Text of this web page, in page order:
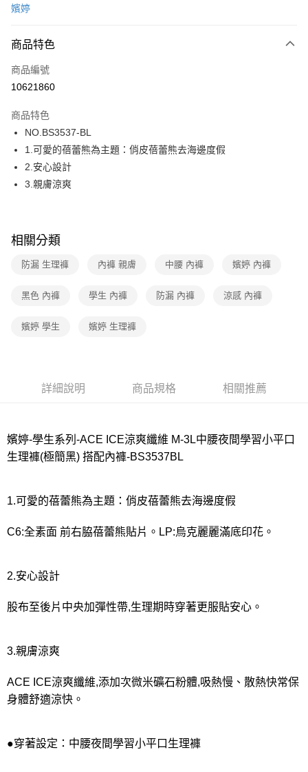
LINE Pay
街口支付
運送方式
全家取貨付款
每筆NT$80，滿NT$1,000(含以上)免運費
7-11取貨付款
每筆NT$80，滿NT$1,000(含以上)免運費
每筆NT$80，滿NT$1,000(含以上)免運費
宅配
每筆NT$220
每筆NT$80，滿NT$1,000(含以上)免運費
嬪婷
商品特色
商品編號
10621860
商品特色
NO.BS3537-BL
1.可愛的蓓蕾熊為主題：俏皮蓓蕾熊去海邊度假
2.安心設計
3.親膚涼爽
相關分類
防漏 生理褲 內褲 親膚 中腰 內褲 嬪婷 內褲
黑色 內褲 學生 內褲 防漏 內褲 涼感 內褲
嬪婷 學生 嬪婷 生理褲
詳細說明 商品規格 相關推薦
嬪婷-學生系列-ACE ICE涼爽纖維 M-3L中腰夜間學習小平口
生理褲(極簡黑) 搭配內褲-BS3537BL
1.可愛的蓓蕾熊為主題：俏皮蓓蕾熊去海邊度假
C6:全素面 前右脇蓓蕾熊貼片。LP:烏克麗麗滿底印花。
2.安心設計
股布至後片中央加彈性帶,生理期時穿著更服貼安心。
3.親膚涼爽
ACE ICE涼爽纖維,添加次微米礦石粉體,吸熱慢、散熱快常保
身體舒適涼快。
●穿著設定：中腰夜間學習小平口生理褲